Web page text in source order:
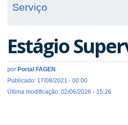
Serviço
Estágio
por Portal FAGEN
Publicado: 17/08/2021 - 00:00
Última modificação: 02/06/2026 - 15:26